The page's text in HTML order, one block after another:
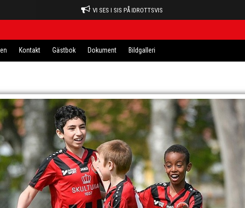
VI SES I SIS PÅ IDROTTSVIS
Kontakt Gästbok Dokument Bildgalleri